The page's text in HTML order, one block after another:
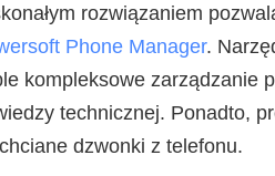
rozwiązaniem
Phone Manager.
kompleksowe zarządzanie
technicznej. Ponadto,
dzwonki z telefonu.